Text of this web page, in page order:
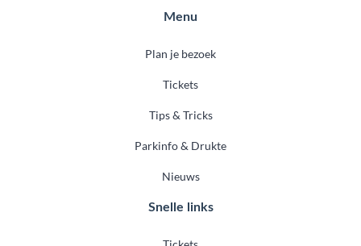
Menu
Plan je bezoek
Tickets
Tips & Tricks
Parkinfo & Drukte
Nieuws
Snelle links